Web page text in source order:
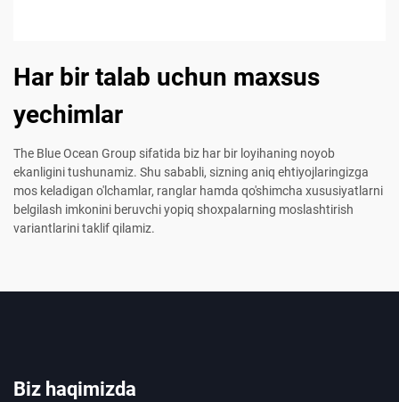
Har bir talab uchun maxsus
yechimlar
The Blue Ocean Group sifatida biz har bir loyihaning noyob
ekanligini tushunamiz. Shu sababli, sizning aniq ehtiyojlaringizga
mos keladigan o'lchamlar, ranglar hamda qo'shimcha xususiyatlarni
belgilash imkonini beruvchi yopiq shoxpalarning moslashtirish
variantlarini taklif qilamiz.
Biz haqimizda